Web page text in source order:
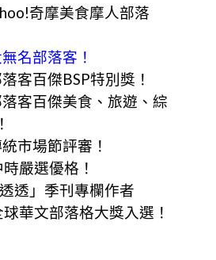
奇摩美食摩人部落
名部落客！
客百傑BSP特別獎！
客百傑美食、旅遊、綜
市場節評審！
嚴選優格！
透」季刊專欄作者
華文部落格大獎入選！